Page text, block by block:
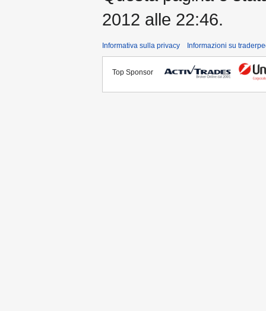
2012 alle 22:46.
Informativa sulla privacy Informazioni su
Top Sponsor